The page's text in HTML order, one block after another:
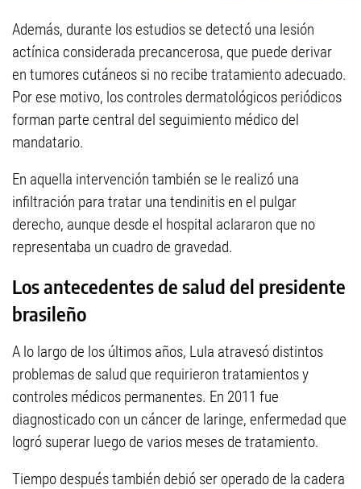
Además, durante los estudios se detectó una lesión
actínica considerada precancerosa, que puede derivar
en tumores cutáneos si no recibe tratamiento adecuado.
Por ese motivo, los controles dermatológicos periódicos
forman parte central del seguimiento médico del
mandatario.
En aquella intervención también se le realizó una
infiltración para tratar una tendinitis en el pulgar
derecho, aunque desde el hospital aclararon que no
representaba un cuadro de gravedad.
Los antecedentes de salud del presidente
brasileño
A lo largo de los últimos años, Lula atravesó distintos
problemas de salud que requirieron tratamientos y
controles médicos permanentes. En 2011 fue
diagnosticado con un cáncer de laringe, enfermedad que
logró superar luego de varios meses de tratamiento.
Tiempo después también debió ser operado de la cadera